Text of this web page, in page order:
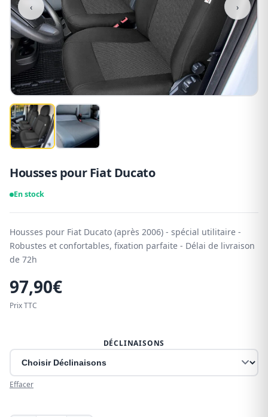
‹ ›
Housses pour Fiat Ducato
En stock
Housses pour Fiat Ducato (après 2006) - spécial utilitaire -
Robustes et confortables, fixation parfaite - Délai de livraison
de 72h
97,90€
Prix TTC
DÉCLINAISONS
Effacer